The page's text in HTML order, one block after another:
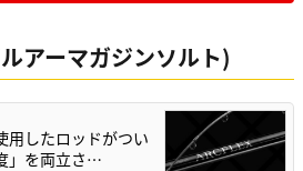
アーマガジンソルト)
用したロッドがつい
」を両立さ…